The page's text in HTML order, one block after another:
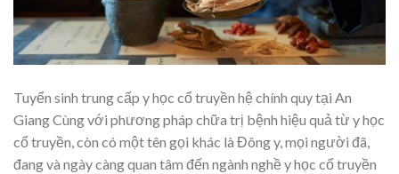
Tuyển sinh trung cấp y học cổ truyền hệ chính quy tại An
Giang Cùng với phương pháp chữa trị bệnh hiệu quả từ y học
cổ truyền, còn có một tên gọi khác là Đông y, mọi người đã,
đang và ngày càng quan tâm đến ngành nghề y học cổ truyền